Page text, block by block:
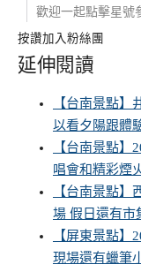
歡迎一起點擊星號
按讚加入粉絲團
延伸閱讀
【台南景點
以看夕陽跟體
【台南景點】
唱會和精彩煙
【台南景點
場 假日還有市
【屏東景點
現場還有蠟筆